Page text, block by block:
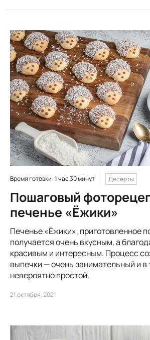
Время готовки: 1 час 30 минут Десерты
Пошаговый
печенье «Ёжики»
Печенье «Ёжики», приготовленное
получается очень вкусным, а
красивым и интересным. Процесс
выпечки — очень занимательный и в
невероятно простой.
21 октября, 2021